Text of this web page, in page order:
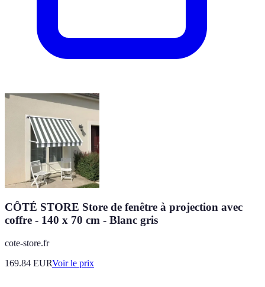
CÔTÉ STORE Store de fenêtre à projection avec
coffre - 140 x 70 cm - Blanc gris
cote-store.fr
169.84 EURVoir le prix